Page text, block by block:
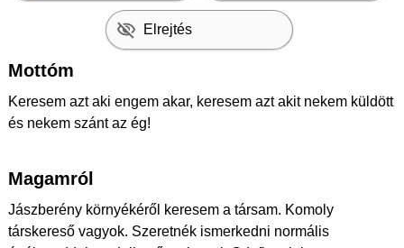
Elrejtés
Mottóm
Keresem azt aki engem akar, keresem azt akit nekem küldött
és nekem szánt az ég!
Magamról
Jászberény környékéről keresem a társam. Komoly
társkereső vagyok. Szeretnék ismerkedni normális